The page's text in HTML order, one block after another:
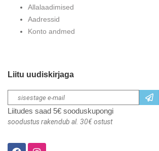
Allalaadimised
Aadressid
Konto andmed
Liitu uudiskirjaga
Liitudes saad 5€ sooduskupongi
soodustus rakendub al. 30€ ostust